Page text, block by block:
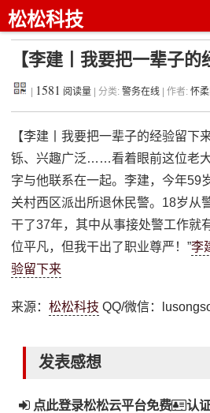
松松科技
【李建丨我要把一辈子的
1581 阅读量 | 分类:警务在线 | 作者:怀
【李建丨我要把一辈子的经验留下
铄、兴趣广泛……看着眼前这位老大
字与他联系在一起。李建，今年59
关村西区派出所退休民警。18岁从
干了37年，其中从事接处警工作就
位平凡，但我干出了职业尊严！”李
验留下来
来源：松松科技 QQ/微信：
发表感想
点此登录松松云平台免费 认